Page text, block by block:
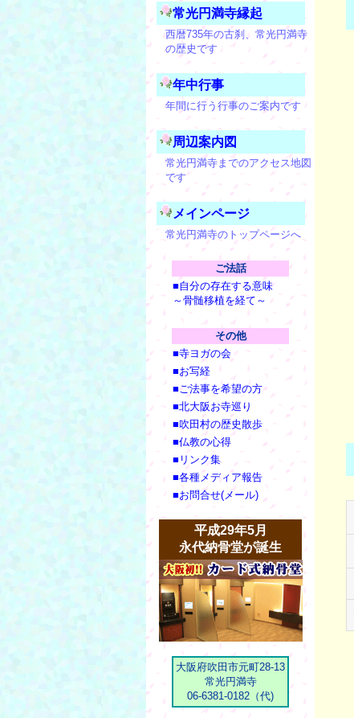
常光円満寺縁起
西暦735年の古刹、常光円満寺
の歴史です
年中行事
年間に行う行事のご案内です
周辺案内図
常光円満寺までのアクセス地図
です
メインページ
常光円満寺のトップページへ
ご法話
■自分の存在する意味
～骨髄移植を経て～
その他
■寺ヨガの会
■お写経
■ご法事を希望の方
■北大阪お寺巡り
■吹田村の歴史散歩
■仏教の心得
■リンク集
■各種メディア報告
■お問合せ(メール)
平成29年5月
永代納骨堂が誕生
大阪府吹田市元町28-13
常光円満寺
06-6381-0182（代)